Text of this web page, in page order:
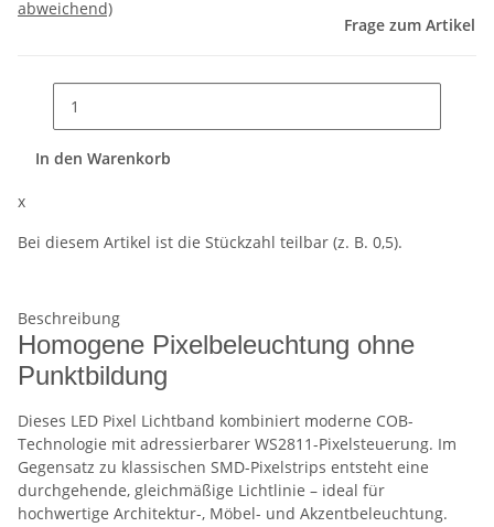
abweichend)
Frage zum Artikel
In den Warenkorb
x
Bei diesem Artikel ist die Stückzahl teilbar (z. B. 0,5).
Beschreibung
Homogene Pixelbeleuchtung ohne
Punktbildung
Dieses LED Pixel Lichtband kombiniert moderne COB-
Technologie mit adressierbarer WS2811-Pixelsteuerung. Im
Gegensatz zu klassischen SMD-Pixelstrips entsteht eine
durchgehende, gleichmäßige Lichtlinie – ideal für
hochwertige Architektur-, Möbel- und Akzentbeleuchtung.